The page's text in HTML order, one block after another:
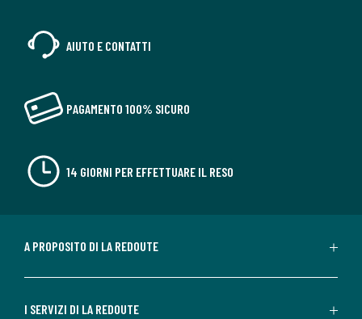
AIUTO E CONTATTI
PAGAMENTO 100% SICURO
14 GIORNI PER EFFETTUARE IL RESO
A PROPOSITO DI LA REDOUTE
I SERVIZI DI LA REDOUTE